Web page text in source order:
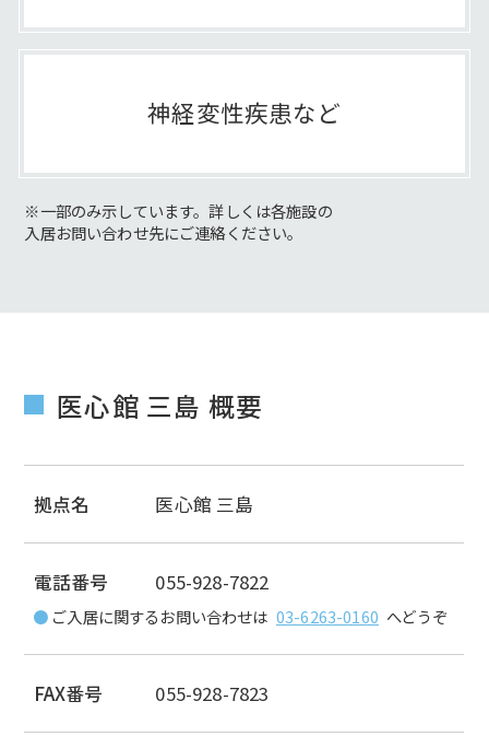
神経変性疾患など
※一部のみ示しています。詳しくは各施設の
入居お問い合わせ先にご連絡ください。
医心館 三島 概要
拠点名 医心館 三島
電話番号 055-928-7822
ご入居に関するお問い合わせは 03-6263-0160 へどうぞ
FAX番号 055-928-7823